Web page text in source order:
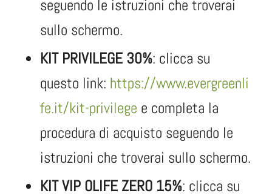
seguendo le istruzioni che troverai
sullo schermo.
KIT PRIVILEGE 30%: clicca su
questo link: https://www.evergreenli
fe.it/kit-privilege e completa la
procedura di acquisto seguendo le
istruzioni che troverai sullo schermo.
KIT VIP OLIFE ZERO 15%: clicca su